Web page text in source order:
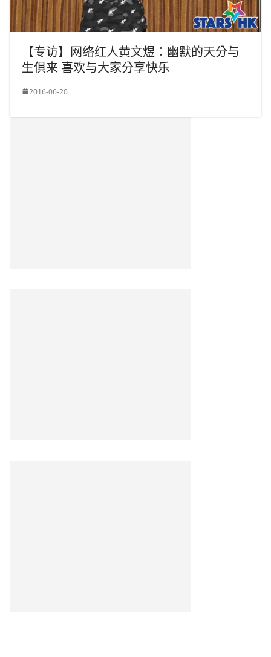
【专访】网络红人黄文煜：幽默的天分与
生俱来 喜欢与大家分享快乐
2016-06-20